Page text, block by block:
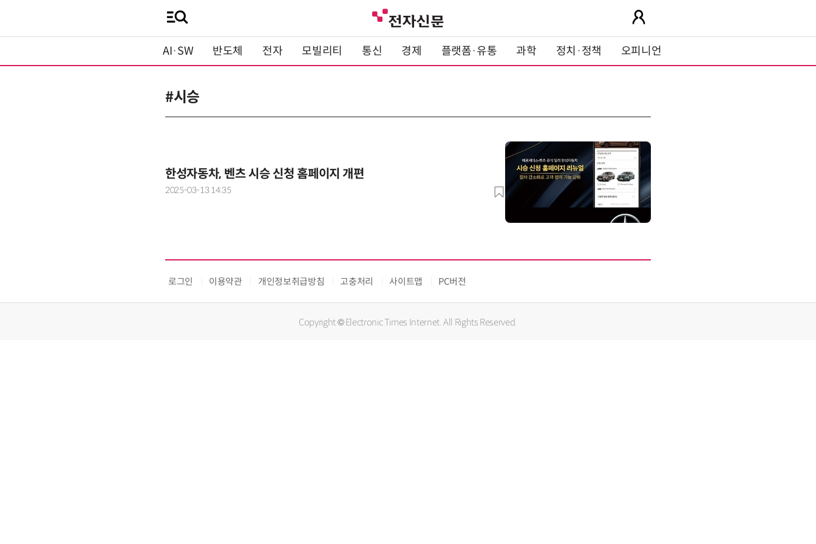
AI·SW 반도체 전자 모빌리티 통신 경제 플랫폼·유통 과학 정치·정책 오피니언
#시승
한성자동차, 벤츠 시승 신청 홈페이지 개편
2025-03-13 14:35
로그인 이용약관 개인정보취급방침 고충처리 사이트맵 PC버전
Copyright © Electronic Times Internet. All Rights Reserved.